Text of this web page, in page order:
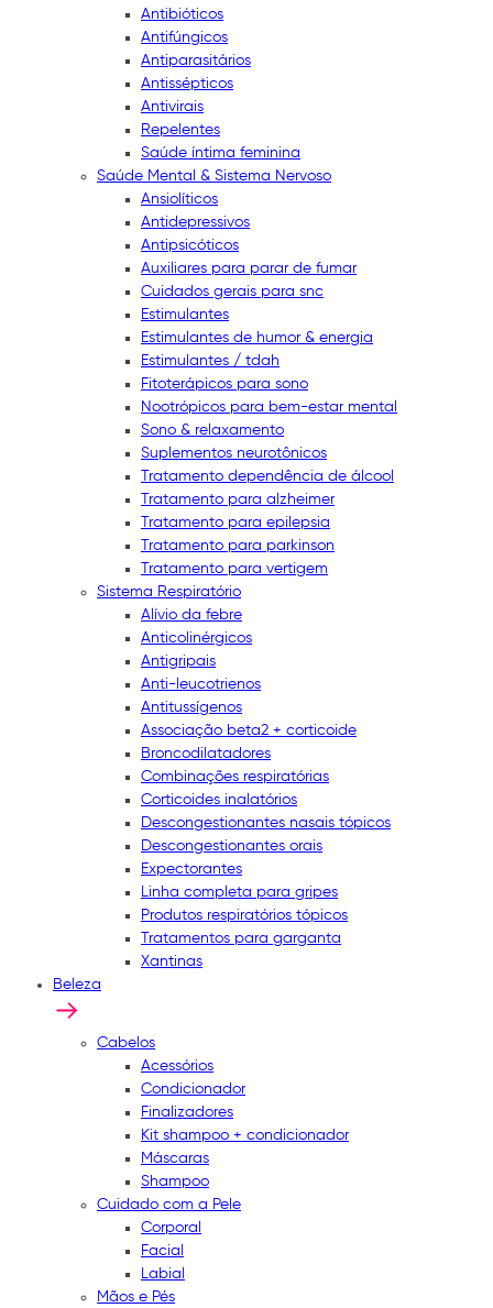
Antibióticos
Antifúngicos
Antiparasitários
Antissépticos
Antivirais
Repelentes
Saúde íntima feminina
Saúde Mental & Sistema Nervoso
Ansiolíticos
Antidepressivos
Antipsicóticos
Auxiliares para parar de fumar
Cuidados gerais para snc
Estimulantes
Estimulantes de humor & energia
Estimulantes / tdah
Fitoterápicos para sono
Nootrópicos para bem-estar mental
Sono & relaxamento
Suplementos neurotônicos
Tratamento dependência de álcool
Tratamento para alzheimer
Tratamento para epilepsia
Tratamento para parkinson
Tratamento para vertigem
Sistema Respiratório
Alívio da febre
Anticolinérgicos
Antigripais
Anti-leucotrienos
Antitussígenos
Associação beta2 + corticoide
Broncodilatadores
Combinações respiratórias
Corticoides inalatórios
Descongestionantes nasais tópicos
Descongestionantes orais
Expectorantes
Linha completa para gripes
Produtos respiratórios tópicos
Tratamentos para garganta
Xantinas
Beleza
Cabelos
Acessórios
Condicionador
Finalizadores
Kit shampoo + condicionador
Máscaras
Shampoo
Cuidado com a Pele
Corporal
Facial
Labial
Mãos e Pés